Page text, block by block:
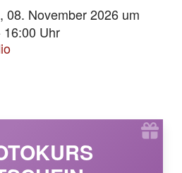
08. November 2026 um
16:00 Uhr